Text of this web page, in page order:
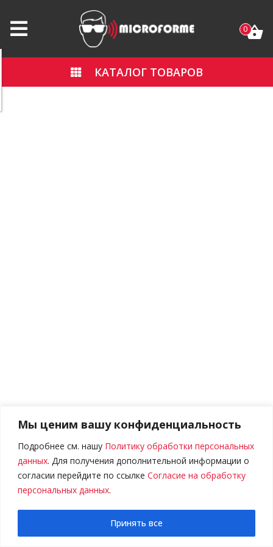
Мы ценим вашу конфиденциальность
Подробнее см. нашу Политику обработки персональных
данных. Для получения дополнительной информации о
согласии перейдите по ссылке Согласие на обработку
персональных данных.
Принять все
0
КАТАЛОГ ТОВАРОВ